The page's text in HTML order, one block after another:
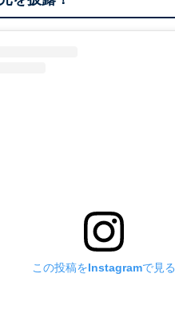
この投稿をInstagramで見る